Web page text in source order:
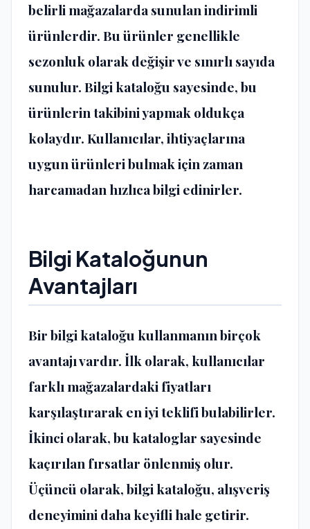
belirli mağazalarda sunulan indirimli
ürünlerdir. Bu ürünler genellikle
sezonluk olarak değişir ve sınırlı sayıda
sunulur. Bilgi kataloğu sayesinde, bu
ürünlerin takibini yapmak oldukça
kolaydır. Kullanıcılar, ihtiyaçlarına
uygun ürünleri bulmak için zaman
harcamadan hızlıca bilgi edinirler.
Bilgi Kataloğunun
Avantajları
Bir bilgi kataloğu kullanmanın birçok
avantajı vardır. İlk olarak, kullanıcılar
farklı mağazalardaki fiyatları
karşılaştırarak en iyi teklifi bulabilirler.
İkinci olarak, bu kataloglar sayesinde
kaçırılan fırsatlar önlenmiş olur.
Üçüncü olarak, bilgi kataloğu, alışveriş
deneyimini daha keyifli hale getirir.